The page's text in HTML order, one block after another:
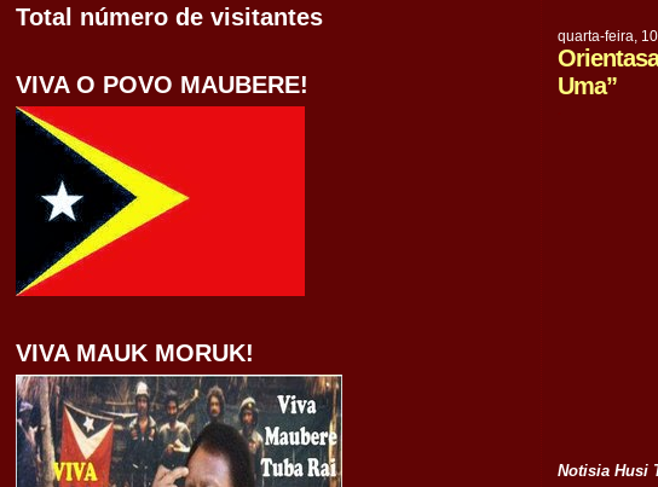
quarta-feira,
Uma”
Notisia Husi
Total número de visitantes
VIVA O POVO MAUBERE!
VIVA MAUK MORUK!